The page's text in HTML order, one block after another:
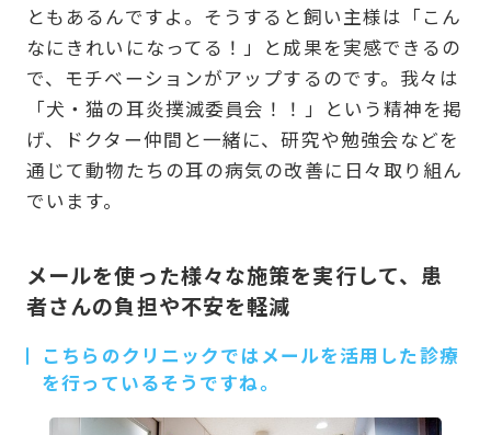
ともあるんですよ。そうすると飼い主様は「こん
なにきれいになってる！」と成果を実感できるの
で、モチベーションがアップするのです。我々は
「犬・猫の耳炎撲滅委員会！！」という精神を掲
げ、ドクター仲間と一緒に、研究や勉強会などを
通じて動物たちの耳の病気の改善に日々取り組ん
でいます。
メールを使った様々な施策を実行して、患
者さんの負担や不安を軽減
こちらのクリニックではメールを活用した診療
を行っているそうですね。